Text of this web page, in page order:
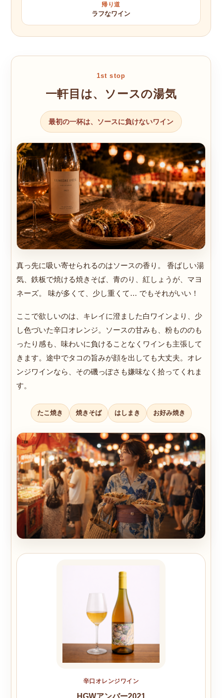
帰り道
ラフなワイン
1st stop
一軒目は、ソースの湯気
最初の一杯は、ソースに負けないワイン
真っ先に吸い寄せられるのはソースの香り。 香ばしい湯
気、鉄板で焼ける焼きそば、青のり、紅しょうが、マヨ
ネーズ。 味が多くて、少し重くて… でもそれがいい！
ここで欲しいのは、キレイに澄ました白ワインより、少
し色づいた辛口オレンジ。ソースの甘みも、粉もののも
ったり感も、味わいに負けることなくワインも主張して
きます。途中でタコの旨みが顔を出しても大丈夫。オレ
ンジワインなら、その磯っぽさも嫌味なく拾ってくれま
す。
たこ焼き 焼きそば はしまき お好み焼き
辛口オレンジワイン